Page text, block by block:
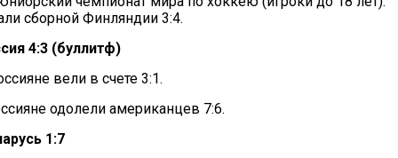
сборной Финляндии 3:4.
4:3 (буллитф)
вели в счете 3:1.
одолели американцев 7:6.
1:7